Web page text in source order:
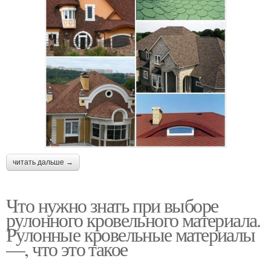
читать дальше →
Что нужно знать при выборе
рулонного кровельного материала.
Рулонные кровельные материалы
—, что это такое